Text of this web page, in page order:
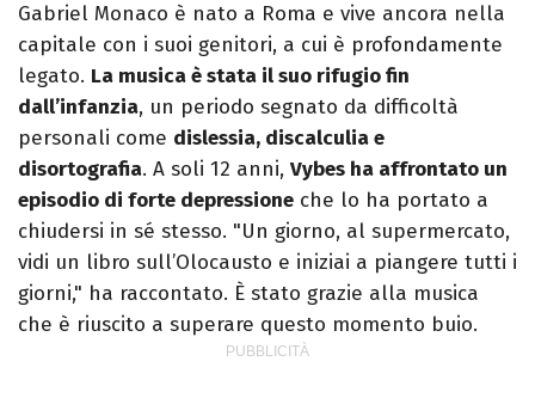
Gabriel Monaco è nato a Roma e vive ancora nella
capitale con i suoi genitori, a cui è profondamente
legato. La musica è stata il suo rifugio fin
dall’infanzia, un periodo segnato da difficoltà
personali come dislessia, discalculia e
disortografia. A soli 12 anni, Vybes ha affrontato un
episodio di forte depressione che lo ha portato a
chiudersi in sé stesso. "Un giorno, al supermercato,
vidi un libro sull’Olocausto e iniziai a piangere tutti i
giorni," ha raccontato. È stato grazie alla musica
che è riuscito a superare questo momento buio.